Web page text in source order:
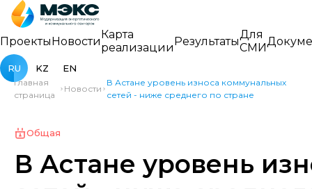
ПроектыНовостиКарта
реализацииРезультатыДля
СМИ
RU KZ EN
Главная
страница
Новости
В Астане уровень износа коммунальных
сетей - ниже среднего по стране
Общая
В Астане уровень